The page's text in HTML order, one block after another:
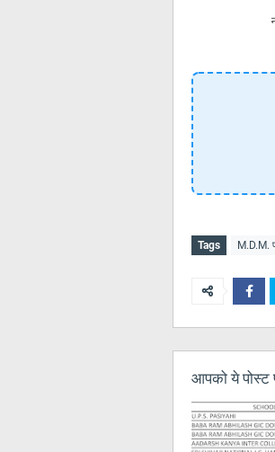
Tags M.D.M.
आपको ये